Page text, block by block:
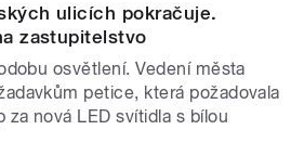
ulicích pokračuje.
zastupitelstvo
osvětlení. Vedení města
petice, která požadovala
za nová LED svítidla s bílou